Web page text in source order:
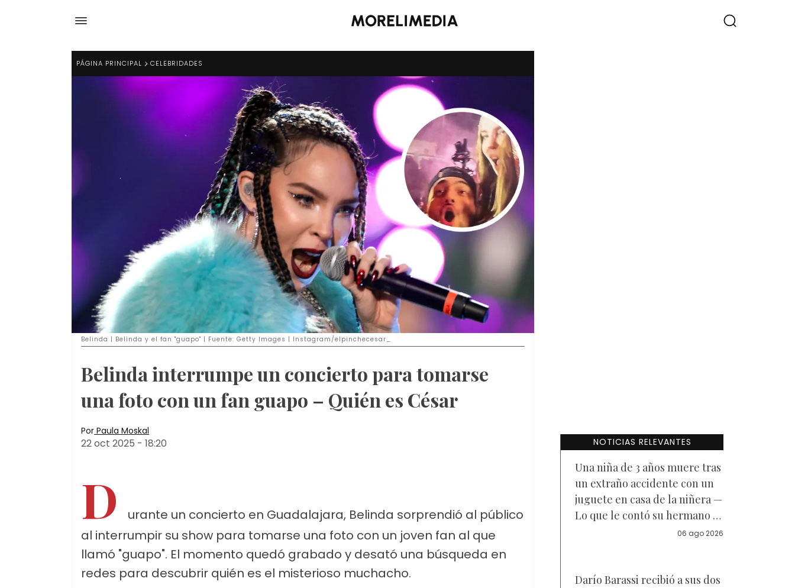
PÁGINA PRINCIPAL CELEBRIDADES
Belinda | Belinda y el fan "guapo" | Fuente: Getty Images | Instagram/elpinchecesar_
Belinda interrumpe un concierto para tomarse
una foto con un fan guapo – Quién es César
Por Paula Moskal
22 oct 2025 - 18:20
D
urante un concierto en Guadalajara, Belinda sorprendió al público
al interrumpir su show para tomarse una foto con un joven fan al que
llamó "guapo". El momento quedó grabado y desató una búsqueda en
redes para descubrir quién es el misterioso muchacho.
NOTICIAS RELEVANTES
Una niña de 3 años muere tras
un extraño accidente con un
juguete en casa de la niñera —
Lo que le contó su hermano a
06 ago 2026
Darío Barassi recibió a sus dos